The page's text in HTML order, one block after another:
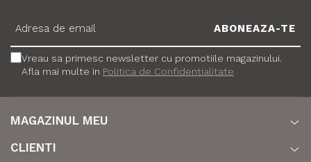
Vreau sa primesc newsletter cu promotiile magazinului.
Afla mai multe in Politica de Confidentialitate
MAGAZINUL MEU
CLIENTI